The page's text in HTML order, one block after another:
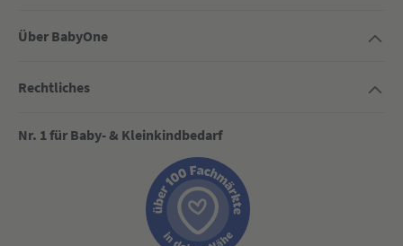
Über BabyOne
Rechtliches
Nr. 1 für Baby- & Kleinkindbedarf